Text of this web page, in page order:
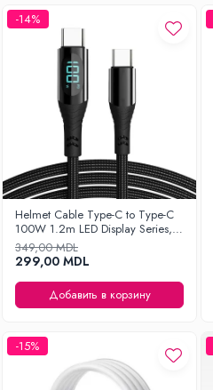
-14%
Helmet Cable Type-C to Type-C
100W 1.2m LED Display Series,
Black
349,00 MDL
299,00 MDL
Добавить в корзину
-15%